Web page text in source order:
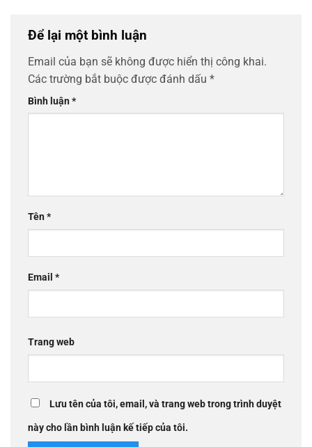
Để lại một bình luận
Email của bạn sẽ không được hiển thị công khai.
Các trường bắt buộc được đánh dấu *
Bình luận*
Tên*
Email *
Trang web
Lưu tên của tôi, email, và trang web trong trình duyệt
này cho lần bình luận kế tiếp của tôi.